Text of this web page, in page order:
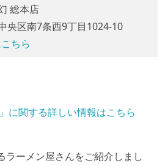
総本店
央区南7条西9丁目1024-10
ちら
に関する詳しい情報はこちら
ラーメン屋さんをご紹介しまし